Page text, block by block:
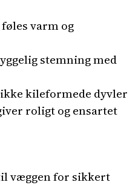
varm og
stemning med
kileformede dyvler
roligt og ensartet
væggen for sikkert